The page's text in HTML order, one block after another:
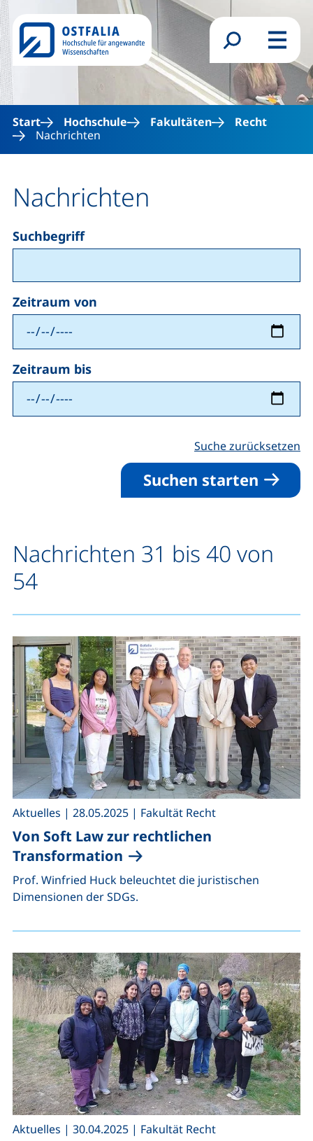
Direkt zum Inhalt
Suchformular
Menü
Start Hochschule Fakultäten
Recht
Nachrichten
Nachrichten
Suchbegriff
Zeitraum
Zeitraum von
Zeitraum bis
Suche zurücksetzen
Suchen starten
Nachrichten 31 bis 40 von
54
Von Soft Law zur rechtlichen
Transformation
Aktuelles | 28.05.2025 | Fakultät Recht
Prof. Winfried Huck beleuchtet die juristischen
Dimensionen der SDGs.
Aktuelles | 30.04.2025 | Fakultät Recht